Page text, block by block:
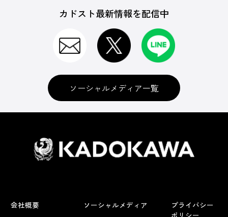
カドスト最新情報を配信中
ソーシャルメディア一覧
会社概要
ソーシャルメディア
プライバシー
ポリシー